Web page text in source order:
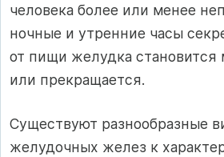
человека более или менее
ночные и утренние часы
от пищи желудка становится
или прекращается.
Существуют разнообразные
желудочных желез к